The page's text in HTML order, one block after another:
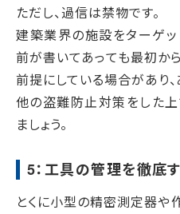
ただし、過信は禁物です。
建築業界の施設をターゲッ
前が書いてあっても最初か
前提にしている場合があり
他の盗難防止対策をした上
ましょう。
5：工具の管理を徹底
とくに小型の精密測定器や